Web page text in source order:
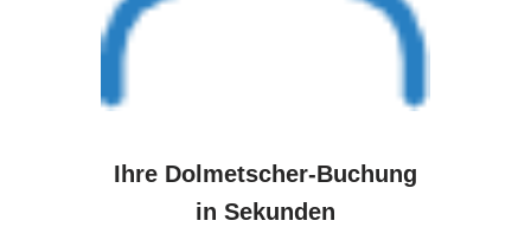
Ihre Dolmetscher-Buchung
in Sekunden